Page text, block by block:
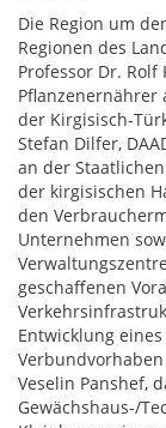
Die Region um
Regionen des
Professor Dr.
Pflanzenernährer
der Kirgisisch-
Stefan Dilfer,
an der
der kirgisischen
den
Unternehmen
geschaffenen
Entwicklung
Veselin Panshef,
Gewächshaus-/